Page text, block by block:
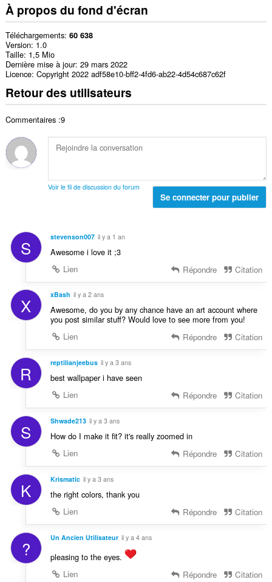
À propos du fond d'écran
Téléchargements 60 638
Version 1.0
Taille 1,5 Mio
Dernière mise à jour 29 mars 2022
Licence Copyright 2022 adf58e10-bff2-4fd6-ab22-4d54c687c62f
Retour des utilisateurs
Commentaires :9
Voir le fil de discussion du forum
Se connecter pour publier
S stevenson007 il y a 1 an
Awesome i love it ;3
Lien
Répondre Citation
X xBash il y a 2 ans
Awesome, do you by any chance have an art account where
you post similar stuff? Would love to see more from you!
Lien
Répondre Citation
R reptilianjeebus il y a 3 ans
best wallpaper i have seen
Lien
Répondre Citation
S Shwade213 il y a 3 ans
How do I make it fit? it's really zoomed in
Lien
Répondre Citation
K Krismatic il y a 3 ans
the right colors, thank you
Lien
Répondre Citation
? Un Ancien Utilisateur il y a 4 ans
pleasing to the eyes.
Lien
Répondre Citation